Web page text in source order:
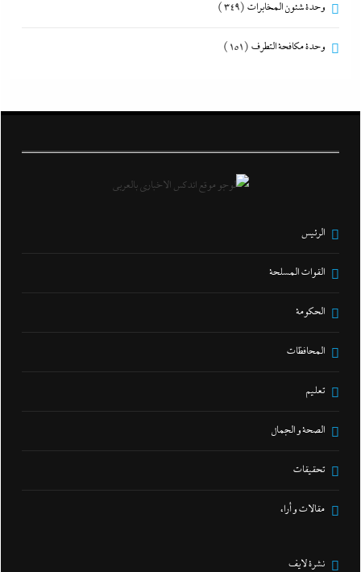
وحدة شئون المخابرات (349)
وحدة مكافحة التطرف (151)
الرئيس
القوات المسلحة
الحكومة
المحافظات
تعليم
الصحة و الجمال
تحقيقات
مقالات و أراء
نشرة لايف